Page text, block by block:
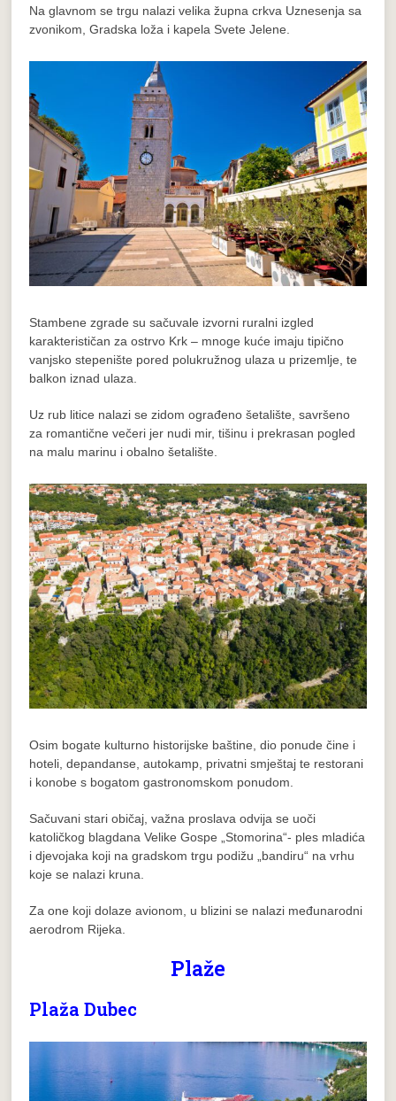
Na glavnom se trgu nalazi velika župna crkva Uznesenja sa
zvonikom, Gradska loža i kapela Svete Jelene.
Stambene zgrade su sačuvale izvorni ruralni izgled
karakterističan za ostrvo Krk – mnoge kuće imaju tipično
vanjsko stepenište pored polukružnog ulaza u prizemlje, te
balkon iznad ulaza.
Uz rub litice nalazi se zidom ograđeno šetalište, savršeno
za romantične večeri jer nudi mir, tišinu i prekrasan pogled
na malu marinu i obalno šetalište.
Osim bogate kulturno historijske baštine, dio ponude čine i
hoteli, depandanse, autokamp, privatni smještaj te restorani
i konobe s bogatom gastronomskom ponudom.
Sačuvani stari običaj, važna proslava odvija se uoči
katoličkog blagdana Velike Gospe „Stomorina“- ples mladića
i djevojaka koji na gradskom trgu podižu „bandiru“ na vrhu
koje se nalazi kruna.
Za one koji dolaze avionom, u blizini se nalazi međunarodni
aerodrom Rijeka.
Plaže
Plaža Dubec